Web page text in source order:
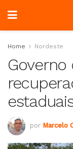
Home Nordeste
Governo
por Marcelo